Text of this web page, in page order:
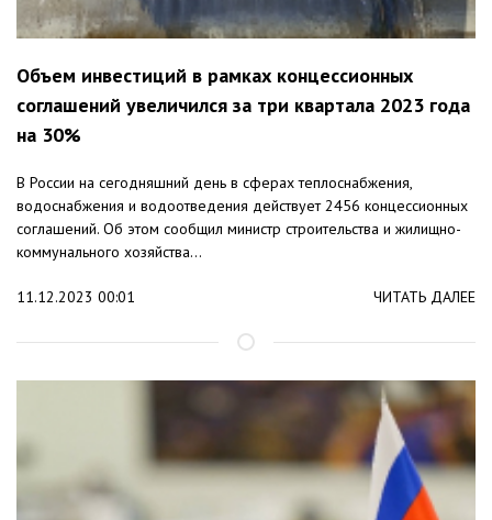
Объем инвестиций в рамках концессионных
соглашений увеличился за три квартала 2023 года
на 30%
В России на сегодняшний день в сферах теплоснабжения,
водоснабжения и водоотведения действует 2456 концессионных
соглашений. Об этом сообщил министр строительства и жилищно-
коммунального хозяйства...
11.12.2023 00:01 ЧИТАТЬ ДАЛЕЕ